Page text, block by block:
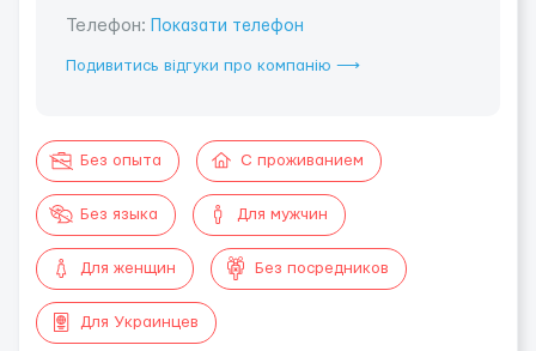
Телефон: Показати телефон
Подивитись відгуки про компанію ⟶
Без опыта С проживанием
Без языка Для мужчин
Для женщин Без посредников
Для Украинцев